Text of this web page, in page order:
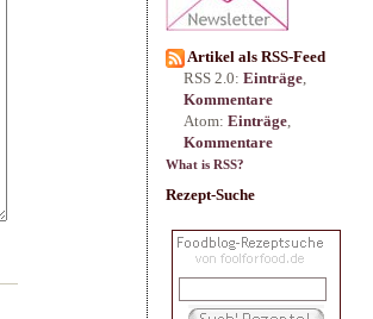
Artikel als RSS-Feed
RSS 2.0: Einträge,
Kommentare
Atom: Einträge,
Kommentare
What is RSS?
Rezept-Suche